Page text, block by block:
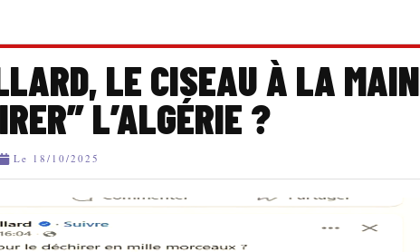
LE CISEAU À LA MAIN
L’ALGÉRIE ?
Le 18/10/2025